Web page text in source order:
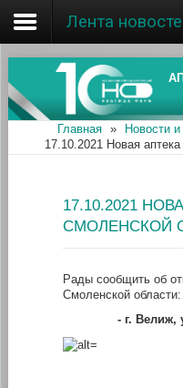
Главная
Об ассоциации
Наши аптеки
Информация
Лента
Главная » Новости и
17.10.2021 Новая
17.10.2021
СМОЛЕНСКОЙ
Рады сообщить об
Смоленской области:
- г. Велиж,